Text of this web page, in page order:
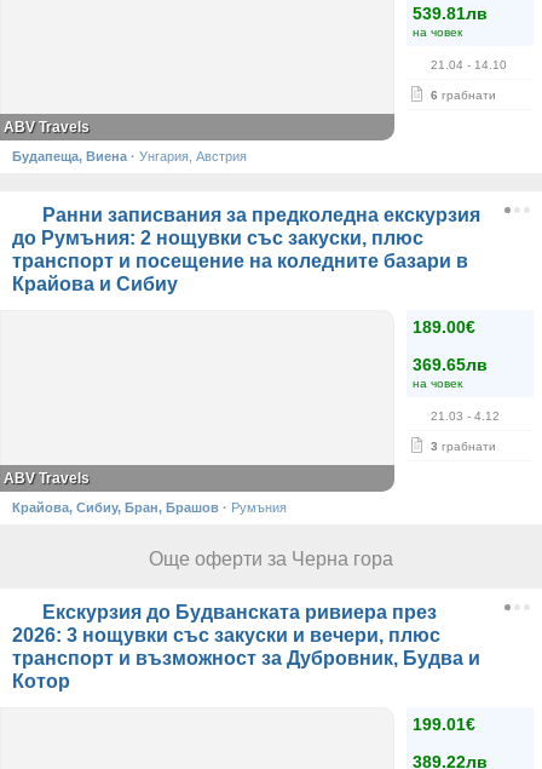
539.81лв
на човек
21.04 - 14.10
6 грабнати
ABV Travels
Будапеща, Виена · Унгария, Австрия
Ранни записвания за предколедна екскурзия
до Румъния: 2 нощувки със закуски, плюс
транспорт и посещение на коледните базари в
Крайова и Сибиу
189.00€
369.65лв
на човек
21.03 - 4.12
3 грабнати
ABV Travels
Крайова, Сибиу, Бран, Брашов · Румъния
Още оферти за Черна гора
Екскурзия до Будванската ривиера през
2026: 3 нощувки със закуски и вечери, плюс
транспорт и възможност за Дубровник, Будва и
Котор
199.01€
389.22лв